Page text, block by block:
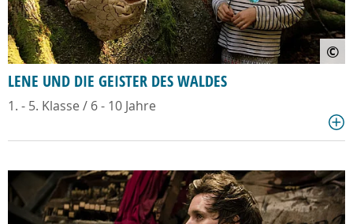
©
LENE UND DIE GEISTER DES WALDES
1. - 5. Klasse / 6 - 10 Jahre